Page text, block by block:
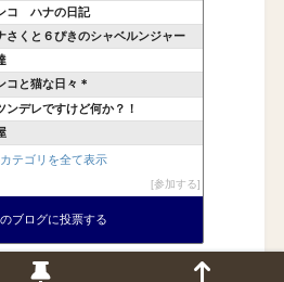
コ ハナの日記
さくと６ぴきのシャベルンジャー
コと猫な日々＊
ンデレですけど何か？！
テゴリを全て表示
参加する
のブログに投票する